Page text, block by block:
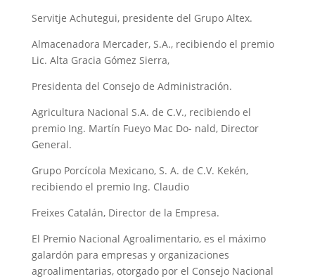
Servitje Achutegui, presidente del Grupo Altex.
Almacenadora Mercader, S.A., recibiendo el premio
Lic. Alta Gracia Gómez Sierra,
Presidenta del Consejo de Administración.
Agricultura Nacional S.A. de C.V., recibiendo el
premio Ing. Martín Fueyo Mac Do- nald, Director
General.
Grupo Porcícola Mexicano, S. A. de C.V. Kekén,
recibiendo el premio Ing. Claudio
Freixes Catalán, Director de la Empresa.
El Premio Nacional Agroalimentario, es el máximo
galardón para empresas y organizaciones
agroalimentarias, otorgado por el Consejo Nacional